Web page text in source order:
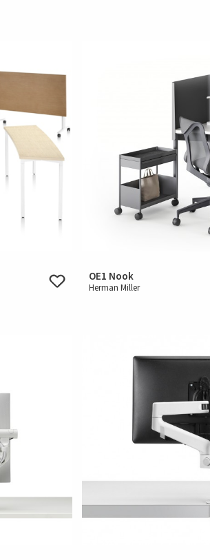
OE1 Nook
Herman Miller